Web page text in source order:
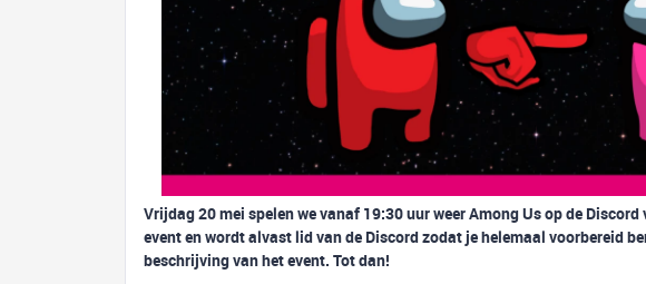
Vrijdag 20 mei spelen we vanaf 19:30 uur weer Among Us op de
event en wordt alvast lid van de Discord zodat je helemaal voorbereid
beschrijving van het event. Tot dan!